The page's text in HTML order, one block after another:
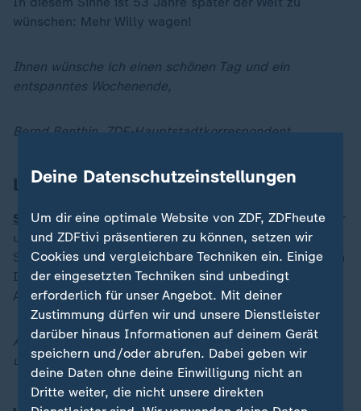
wünschen: Mehr Willy wagen!
Ihnen wünsche ich einen schönen Tag und ein
entspanntes Wochenende,
Bernd Benthin, ZDF-Hauptstadtkorrespondent
Lage im Nahost-Konflikt
Scholz kündigt weitere Waffenlieferungen an:Mit einer
ungewöhnlichen Aktion im Bundestag offenbart Olaf
Scholz, dass die Regierung bereit ist, weiter Waffen an
Israel zu liefern. SPD-Fraktionschef und
Außenministerin mahnen zur Vorsicht.
Alle Entwicklungen finden Sie jederzeit auch hier in
unseremLiveblog zum Nahost-Konflikt .
Deine Datenschutzeinstellungen
Um dir eine optimale Website von ZDF, ZDFheute
und ZDFtivi präsentieren zu können, setzen wir
Cookies und vergleichbare Techniken ein. Einige
der eingesetzten Techniken sind unbedingt
erforderlich für unser Angebot. Mit deiner
Zustimmung dürfen wir und unsere Dienstleister
darüber hinaus Informationen auf deinem Gerät
speichern und/oder abrufen. Dabei geben wir
deine Daten ohne deine Einwilligung nicht an
Dritte weiter, die nicht unsere direkten